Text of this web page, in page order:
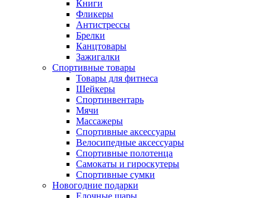
Книги
Фликеры
Антистрессы
Брелки
Канцтовары
Зажигалки
Спортивные товары
Товары для фитнеса
Шейкеры
Спортинвентарь
Мячи
Массажеры
Спортивные аксессуары
Велосипедные аксессуары
Спортивные полотенца
Самокаты и гироскутеры
Спортивные сумки
Новогодние подарки
Елочные шары